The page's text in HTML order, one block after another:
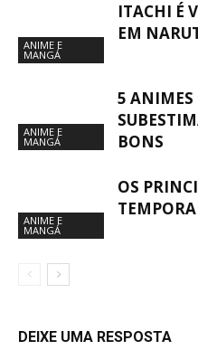
ANIME E
MANGÁ
ITACHI É
EM
ANIME E
MANGÁ
5 ANIMES
BONS
ANIME E
MANGÁ
OS
DEIXE UMA RESPOSTA